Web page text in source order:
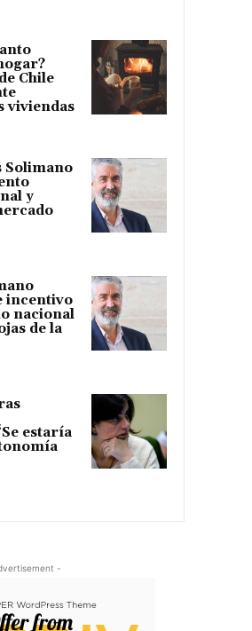
Chile
viviendas
Solimano
y
incentivo
nacional
de la
estaría
-